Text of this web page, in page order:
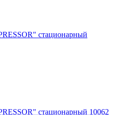
стационарный
стационарный 10062